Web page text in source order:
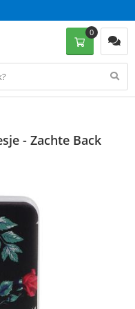
0
- Zachte Back